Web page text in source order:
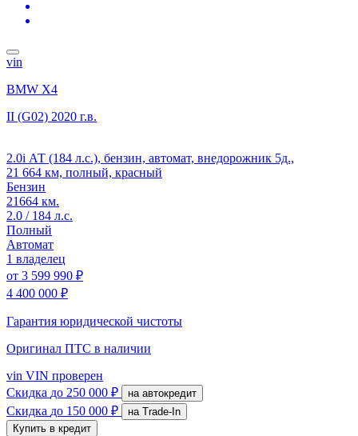
vin
BMW X4
II (G02) 2020 г.в.
2.0i АТ (184 л.с.), бензин, автомат, внедорожник 5д.,
21 664 км, полный, красный
Бензин
21664 км.
2.0 / 184 л.с.
Полный
Автомат
1 владелец
от 3 599 990 ₽
4 400 000 ₽
Гарантия юридической чистоты
Оригинал ПТС в наличии
vin VIN проверен
Скидка до 250 000 ₽ на автокредит
Скидка до 150 000 ₽
на Trade-In
Купить в кредит